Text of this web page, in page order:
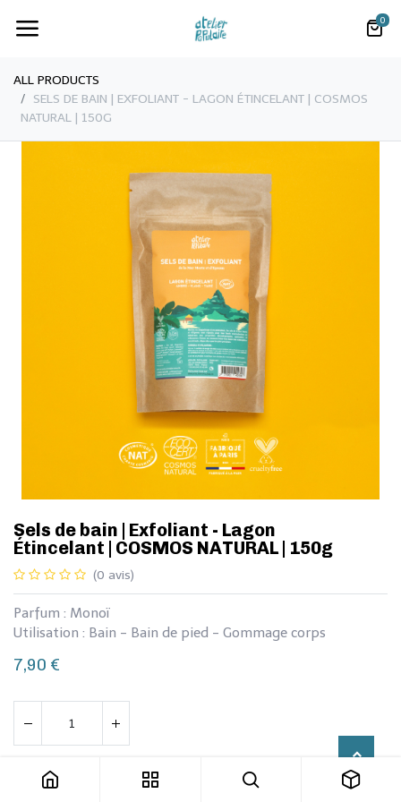
0
ALL PRODUCTS
​​SELS DE BAIN | EXFOLIANT - LAGON ÉTINCELANT | COSMOS
NATURAL | 150G
​​Sels de bain | Exfoliant - Lagon
Étincelant | COSMOS NATURAL | 150g
(0 avis)
Parfum : Monoï
Utilisation : Bain - Bain de pied - Gommage corps
7,90 €
Ajouter au panier